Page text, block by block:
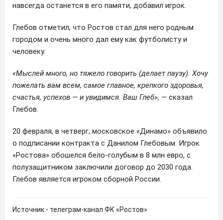
навсегда останется в его памяти, добавил игрок.
Глебов отметил, что Ростов стал для него родным
городом и очень много дал ему как футболисту и
человеку.
«Мыслей много, но тяжело говорить (делает паузу). Хочу
пожелать вам всем, самое главное, крепкого здоровья,
счастья, успехов — и увидимся. Ваш Глеб», — сказал
Глебов.
20 февраля, в четверг, московское «Динамо» объявило
о подписании контракта с Данилом Глебовым. Игрок
«Ростова» обошелся бело-голубым в 8 млн евро, с
полузащитником заключили договор до 2030 года.
Глебов является игроком сборной России.
Источник - телеграм-канал ФК «Ростов»